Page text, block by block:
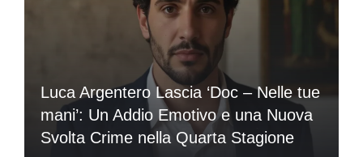
Luca Argentero Lascia ‘Doc – Nelle tue
mani’: Un Addio Emotivo e una Nuova
Svolta Crime nella Quarta Stagione